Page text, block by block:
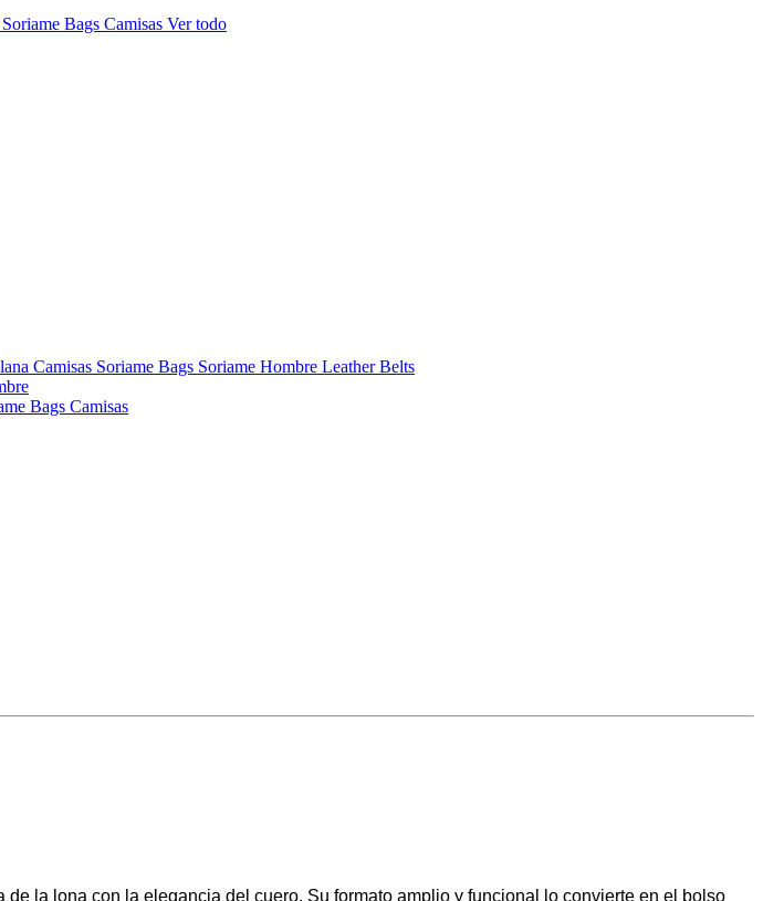
Soriame Bags Camisas Ver todo
Camisas Soriame Bags Soriame Hombre Leather Belts
Bags Camisas
la lona con la elegancia del cuero. Su formato amplio y funcional lo convierte en el bolso